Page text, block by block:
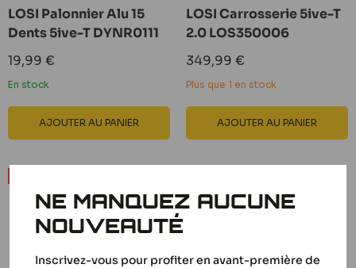
LOSI Palonnier Alu 15
Dents 5ive-T DYNR0111
Prix
réduit
19,99 €
En stock
AJOUTER AU PANIER
LOSI Carrosserie 5ive-T
2.0 LOS350006
Prix
réduit
349,99 €
Plus que 1 en stock
AJOUTER AU PANIER
NE MANQUEZ AUCUNE
NOUVEAUTÉ
Inscrivez-vous pour profiter en avant-première de